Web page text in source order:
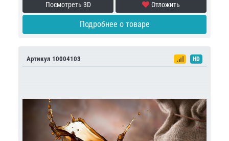
Посмотреть 3D Отложить
Подробнее о товаре
Артикул 10004103 HD